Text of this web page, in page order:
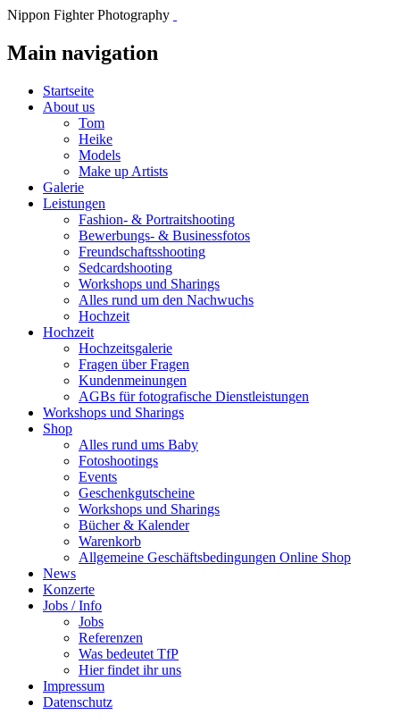
Nippon Fighter Photography
Main navigation
Startseite
About us
Tom
Heike
Models
Make up Artists
Galerie
Leistungen
Fashion- & Portraitshooting
Bewerbungs- & Businessfotos
Freundschaftsshooting
Sedcardshooting
Workshops und Sharings
Alles rund um den Nachwuchs
Hochzeit
Hochzeit
Hochzeitsgalerie
Fragen über Fragen
Kundenmeinungen
AGBs für fotografische Dienstleistungen
Workshops und Sharings
Shop
Alles rund ums Baby
Fotoshootings
Events
Geschenkgutscheine
Workshops und Sharings
Bücher & Kalender
Warenkorb
Allgemeine Geschäftsbedingungen Online Shop
News
Konzerte
Jobs / Info
Jobs
Referenzen
Was bedeutet TfP
Hier findet ihr uns
Impressum
Datenschutz